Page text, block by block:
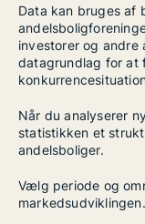
Data kan bruges af
investorer og
datagrundlag for at
Når du analyserer
statistikken et
andelsboliger.
Vælg periode og
markedsudviklingen.